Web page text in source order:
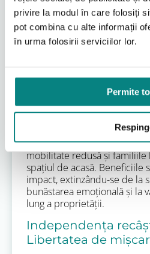
privire la modul în care folosiți
pot combina cu alte informații
în urma folosirii serviciilor lor.
Permite
pregătiți să vă ghidăm prin
consultanță specializată
perfectă de accesibilitate
dumneavoastră.
Beneficiile
elevator electric
Instalarea unui elevator
vertical; ea reprezintă o
fundamentală a modului în
mobilitate redusă și familiile
spațiul de acasă. Beneficiile
impact, extinzându-se de la
bunăstarea emoțională și la
lung a proprietății.
Independența
Libertatea de